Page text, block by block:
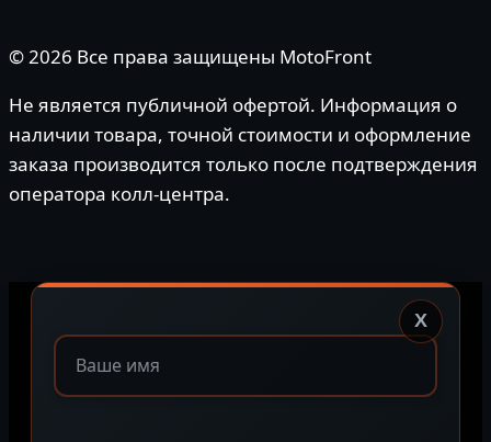
© 2026 Все права защищены MotoFront
Не является публичной офертой. Информация о
наличии товара, точной стоимости и оформление
заказа производится только после подтверждения
оператора колл-центра.
X